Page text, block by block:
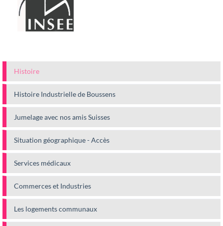
Histoire
Histoire Industrielle de Boussens
Jumelage avec nos amis Suisses
Situation géographique - Accès
Services médicaux
Commerces et Industries
Les logements communaux